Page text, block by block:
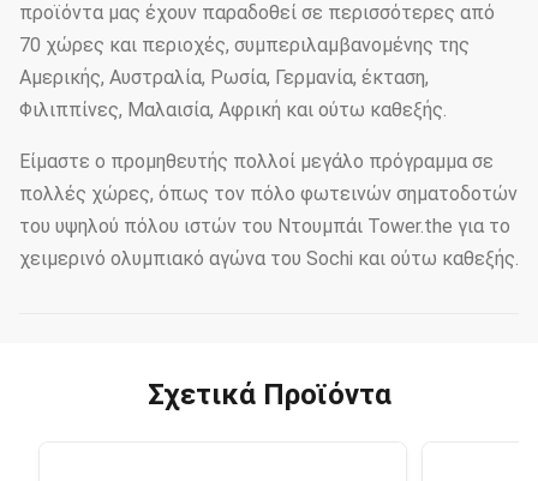
προϊόντα μας έχουν παραδοθεί σε περισσότερες από
70 χώρες και περιοχές, συμπεριλαμβανομένης της
Αμερικής, Αυστραλία, Ρωσία, Γερμανία, έκταση,
Φιλιππίνες, Μαλαισία, Αφρική και ούτω καθεξής.
Είμαστε ο προμηθευτής πολλοί μεγάλο πρόγραμμα σε
πολλές χώρες, όπως τον πόλο φωτεινών σηματοδοτών
του υψηλού πόλου ιστών του Ντουμπάι Tower.the για το
χειμερινό ολυμπιακό αγώνα του Sochi και ούτω καθεξής.
Σχετικά Προϊόντα